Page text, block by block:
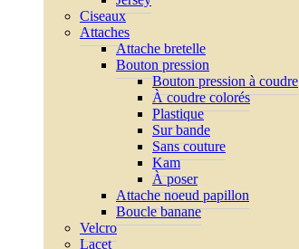
Ciseaux
Attaches
Attache bretelle
Bouton pression
Bouton pression à coudre
À coudre colorés
Plastique
Sur bande
Sans couture
Kam
À poser
Attache noeud papillon
Boucle banane
Velcro
Lacet